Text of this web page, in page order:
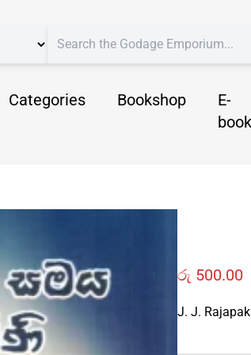
Categories Bookshop
E-
රු 500.00
J. J.